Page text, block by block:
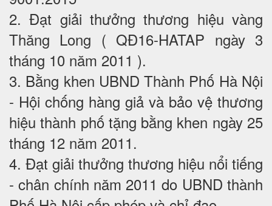
2. Đạt giải thưởng thương hiệu vàng
Thăng Long ( QĐ16-HATAP ngày 3
tháng 10 năm 2011 ).
3. Bằng khen UBND Thành Phố Hà Nội
- Hội chống hàng giả và bảo vệ thương
hiệu thành phố tặng bằng khen ngày 25
tháng 12 năm 2011.
4. Đạt giải thưởng thương hiệu nổi tiếng
- chân chính năm 2011 do UBND thành